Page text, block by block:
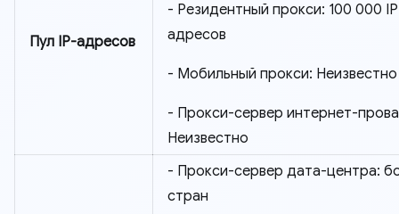
Пул IP-адресов
- Резидентный прокси: 100 000
адресов
- Мобильный прокси: Неизвестно
- Прокси-сервер интернет-
Неизвестно
- Прокси-сервер дата-центра:
стран